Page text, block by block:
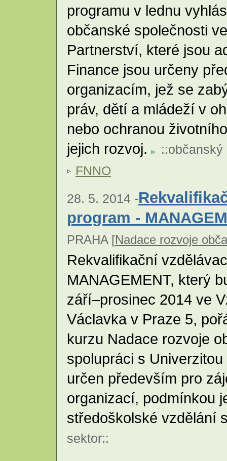
programu v lednu
občanské společnosti
Partnerství, které jsou
Finance jsou určeny
organizacím, jež se
práv, dětí a mládeží v
nebo ochranou
jejich rozvoj.
::občanský
FNNO
28. 5. 2014 -
program -
PRAHA [Nadace rozvoje
Rekvalifikační
MANAGEMENT, který
září–prosinec 2014 ve
Václavka v Praze 5,
kurzu Nadace rozvoje
spolupráci s
určen především pro
organizací, podmínkou
středoškolské vzdělání
sektor::